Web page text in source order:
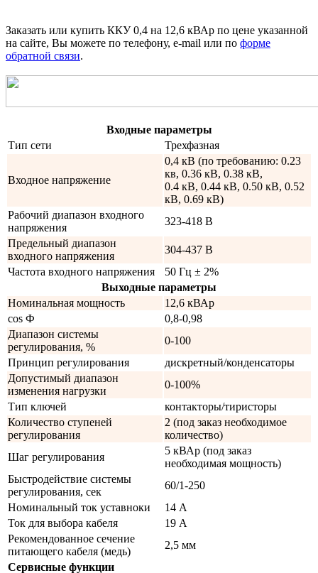
Заказать или купить ККУ 0,4 на 12,6 кВАр по цене указанной
на сайте, Вы можете по телефону, e-mail или по форме
обратной связи.
Входные параметры
Тип сети
Трехфазная
Входное напряжение
0,4 кВ (по требованию: 0.23
кв, 0.36 кВ, 0.38 кВ,
0.4 кВ, 0.44 кВ, 0.50 кВ, 0.52
кВ, 0.69 кВ)
Рабочий диапазон входного
напряжения
323-418 В
Предельный диапазон
входного напряжения
304-437 В
Частота входного напряжения
50 Гц ± 2%
Выходные параметры
Номинальная мощность
12,6 кВАр
cos Ф
0,8-0,98
Диапазон системы
регулирования, %
0-100
Принцип регулирования
дискретный/конденсаторы
Допустимый диапазон
изменения нагрузки
0-100%
Тип ключей
контакторы/тиристоры
Количество ступеней
регулирования
2 (под заказ необходимое
количество)
Шаг регулирования
5 кВАр (под заказ
необходимая мощность)
Быстродействие системы
регулирования, сек
60/1-250
Номинальный ток уставноки
14 А
Ток для выбора кабеля
19 А
Рекомендованное сечение
питающего кабеля (медь)
2,5 мм
Сервисные функции